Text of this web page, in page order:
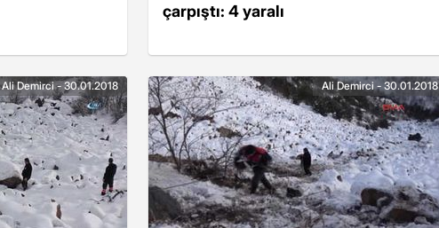
çarpıştı: 4 yaralı
Ali Demirci - 30.01.2018 Ali Demirci - 30.01.2018